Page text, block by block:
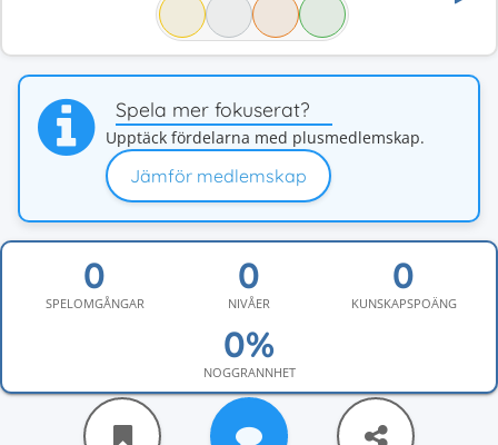
Spela mer fokuserat?
Upptäck fördelarna med plusmedlemskap.
Jämför medlemskap
SPELOMGÅNGAR NIVÅER KUNSKAPSPOÄNG
NOGGRANNHET